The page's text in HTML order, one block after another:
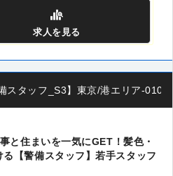
求人 を見る
スタッフ_S3】東京/港エリア-010
と住まいを一気にGET！髪色・
【警備スタッフ】若手スタッフ